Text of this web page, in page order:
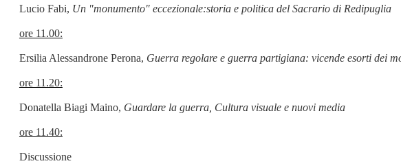
Lucio Fabi, Un "monumento" eccezionale:storia e politica del Sacrario di Redipuglia
ore 11.00:
Ersilia Alessandrone Perona, Guerra regolare e guerra partigiana: vicende esorti dei
ore 11.20:
Donatella Biagi Maino, Guardare la guerra, Cultura visuale e nuovi media
ore 11.40:
Discussione